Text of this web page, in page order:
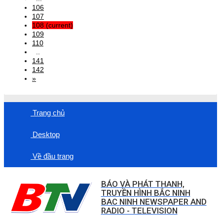
106
107
108 (current)
109
110
141
142
»
Trang chủ
Desktop
Về đầu trang
BÁO VÀ PHÁT THANH,
TRUYỀN HÌNH BẮC NINH
BAC NINH NEWSPAPER AND
RADIO - TELEVISION